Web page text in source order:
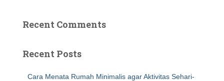
Recent Comments
Recent Posts
Cara Menata Rumah Minimalis agar Aktivitas Sehari-